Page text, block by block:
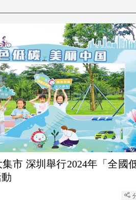
市 深圳舉行2024年「全國